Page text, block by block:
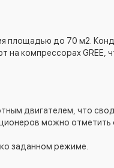
площадью до 70 м2.
компрессорах GREE,
двигателем, что
можно
заданном режиме.